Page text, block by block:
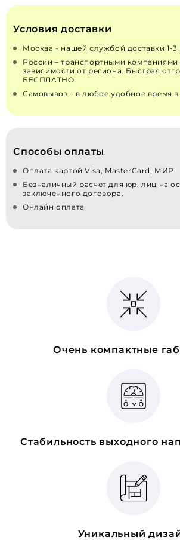
Условия доставки
Москва - нашей службой доставки
России – транспортными компаниями
зависимости от региона. Быстрая
БЕСПЛАТНО.
Самовывоз – в любое удобное время
Способы оплаты
Оплата картой Visa, MasterCard, МИР
Безналичный расчет для юр. лиц на
заключенного договора.
Онлайн оплата
Очень компактные
Стабильность выходного
Уникальный